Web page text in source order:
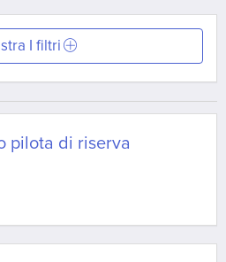
I filtri
pilota di riserva